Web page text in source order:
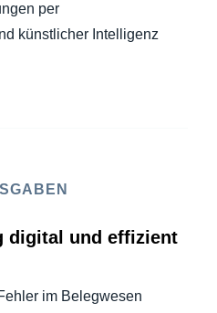
per
künstlicher Intelligenz
digital und effizient
im Belegwesen